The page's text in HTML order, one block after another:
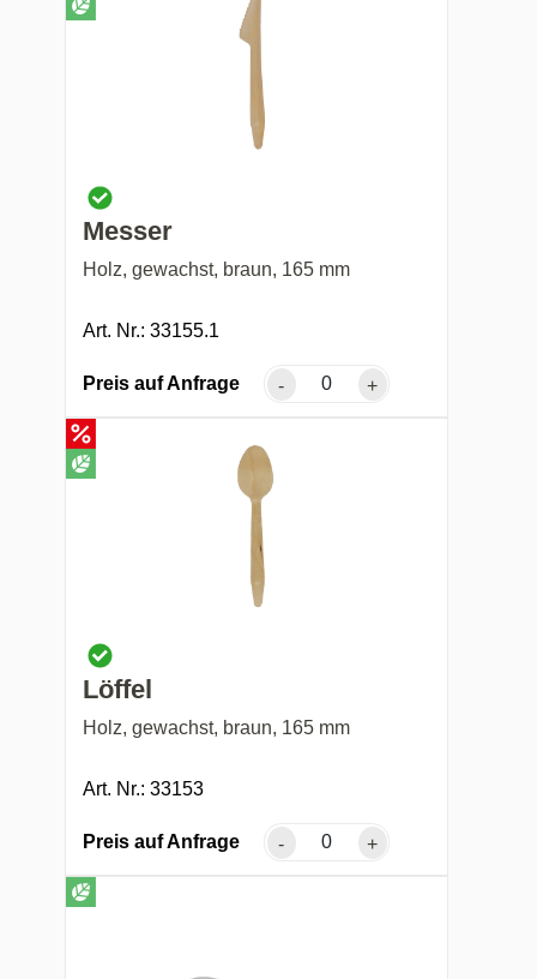
Messer
Holz, gewachst, braun, 165 mm
Art. Nr.: 33155.1
Preis auf Anfrage - +
Löffel
Holz, gewachst, braun, 165 mm
Art. Nr.: 33153
Preis auf Anfrage - +